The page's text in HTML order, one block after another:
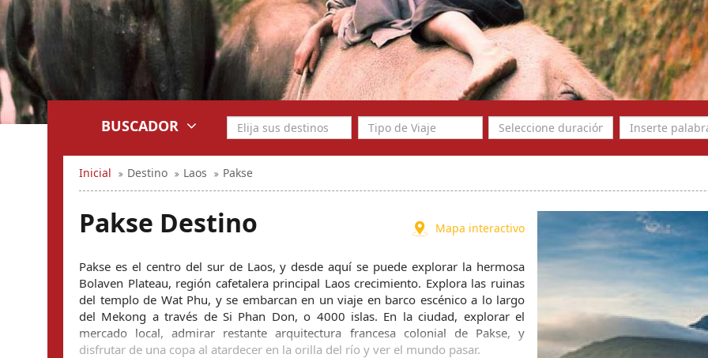
BUSCADOR
Inicial Destino Laos Pakse
Pakse Destino Mapa interactivo
Pakse es el centro del sur de Laos, y desde aquí se puede explorar la hermosa
Bolaven Plateau, región cafetalera principal Laos crecimiento. Explora las ruinas
del templo de Wat Phu, y se embarcan en un viaje en barco escénico a lo largo
del Mekong a través de Si Phan Don, o 4000 islas. En la ciudad, explorar el
mercado local, admirar restante arquitectura francesa colonial de Pakse, y
disfrutar de una copa al atardecer en la orilla del río y ver el mundo pasar.